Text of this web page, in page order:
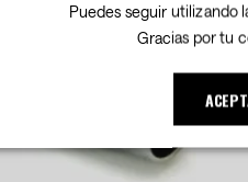
.
Puedes seguir utilizando
Gracias por tu